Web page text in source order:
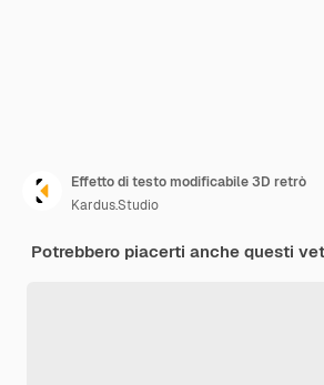
Effetto di testo modificabile 3D retrò
Kardus.Studio
Potrebbero piacerti anche questi